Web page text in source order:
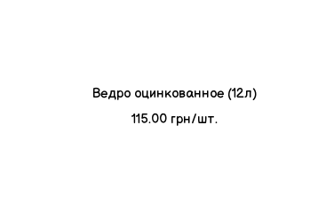
Ведро оцинкованное (12л)
115.00 грн/шт.